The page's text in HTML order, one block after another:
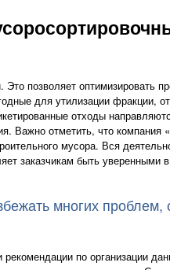
позволяет оптимизировать
для утилизации фракции,
отходы
Важно отметить, что компания
мусора. Вся
заказчикам быть уверенными
многих
по организации